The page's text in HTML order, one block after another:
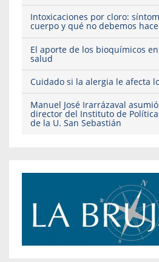
Intoxicaciones por cloro:
cuerpo y qué no debemos
El aporte de los bioquímicos
salud
Cuidado si la alergia le afecta
Manuel José Irarrázaval
director del Instituto de
de la U. San Sebastián